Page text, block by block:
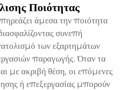
Ποιότητας
άμεσα την ποιότητα
συνεπή
των εξαρτημάτων
παραγωγής. Όταν τα
με ακριβή θέση, οι επόμενες
ή επεξεργασίας μπορούν